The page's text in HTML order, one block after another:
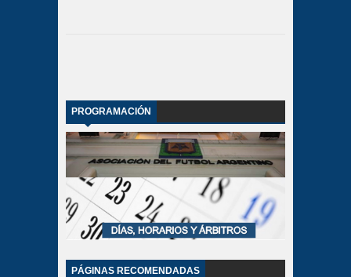
PROGRAMACIÓN
PÁGINAS RECOMENDADAS